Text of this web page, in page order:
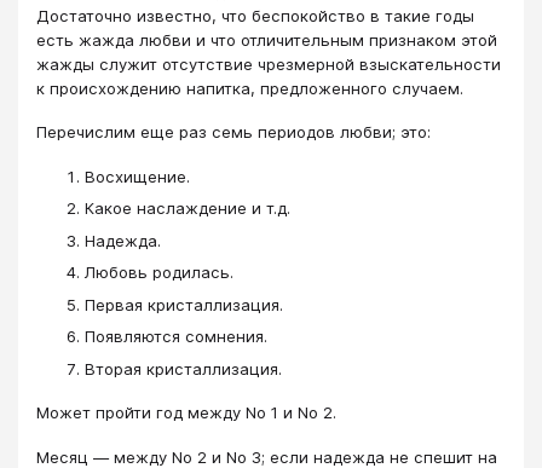
Достаточно известно, что беспокойство в такие годы
есть жажда любви и что отличительным признаком этой
жажды служит отсутствие чрезмерной взыскательности
к происхождению напитка, предложенного случаем.
Перечислим еще раз семь периодов любви; это:
Восхищение.
Какое наслаждение и т.д.
Надежда.
Любовь родилась.
Первая кристаллизация.
Появляются сомнения.
Вторая кристаллизация.
Может пройти год между No 1 и No 2.
Месяц — между No 2 и No 3; если надежда не спешит на